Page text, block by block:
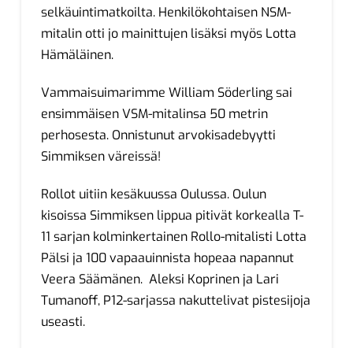
selkäuintimatkoilta. Henkilökohtaisen NSM-
mitalin otti jo mainittujen lisäksi myös Lotta
Hämäläinen.
Vammaisuimarimme William Söderling sai
ensimmäisen VSM-mitalinsa 50 metrin
perhosesta. Onnistunut arvokisadebyytti
Simmiksen väreissä!
Rollot uitiin kesäkuussa Oulussa. Oulun
kisoissa Simmiksen lippua pitivät korkealla T-
11 sarjan kolminkertainen Rollo-mitalisti Lotta
Pälsi ja 100 vapaauinnista hopeaa napannut
Veera Säämänen. Aleksi Koprinen ja Lari
Tumanoff, P12-sarjassa nakuttelivat pistesijoja
useasti.